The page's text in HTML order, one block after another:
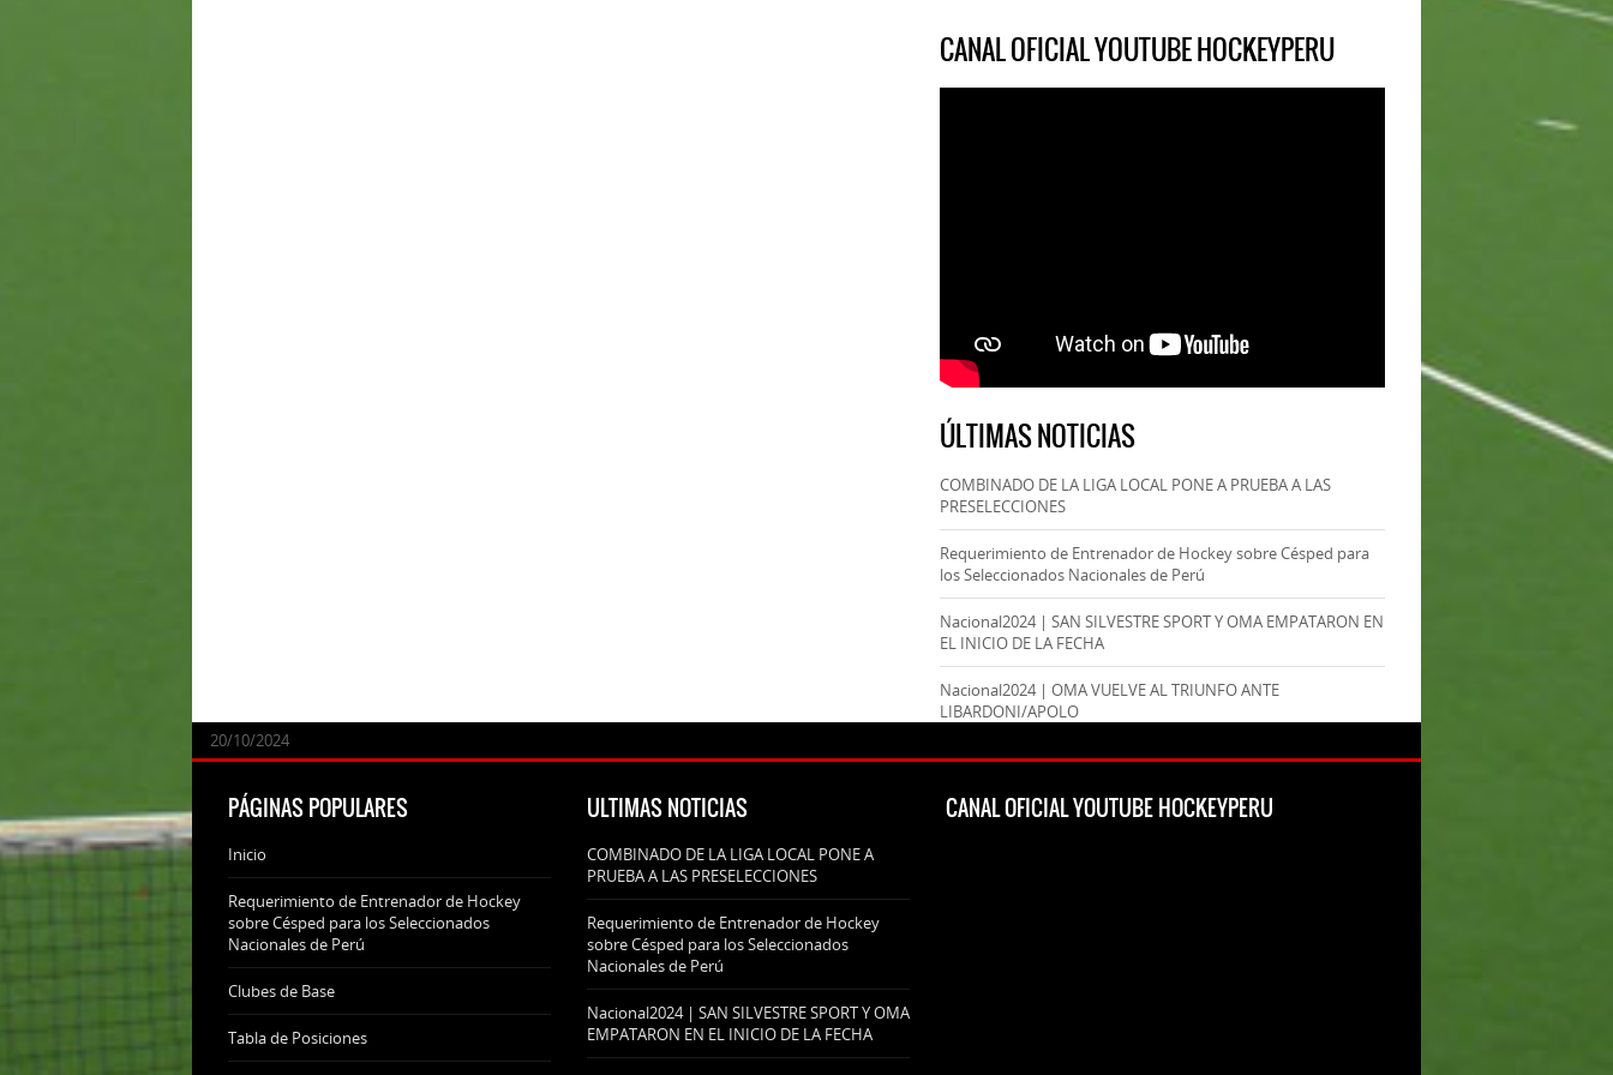
CANAL OFICIAL YOUTUBE HOCKEYPERU
ÚLTIMAS NOTICIAS
COMBINADO DE LA LIGA LOCAL PONE A PRUEBA A LAS
PRESELECCIONES
24/09/2025
Requerimiento de Entrenador de Hockey sobre Césped para
los Seleccionados Nacionales de Perú
07/11/2024
Nacional2024 | SAN SILVESTRE SPORT Y OMA EMPATARON EN
EL INICIO DE LA FECHA
20/10/2024
Nacional2024 | OMA VUELVE AL TRIUNFO ANTE
LIBARDONI/APOLO
20/10/2024
PÁGINAS POPULARES
Inicio
Requerimiento de Entrenador de Hockey
sobre Césped para los Seleccionados
Nacionales de Perú
Clubes de Base
Tabla de Posiciones
ULTIMAS NOTICIAS
COMBINADO DE LA LIGA LOCAL PONE A
PRUEBA A LAS PRESELECCIONES
Requerimiento de Entrenador de Hockey
sobre Césped para los Seleccionados
Nacionales de Perú
Nacional2024 | SAN SILVESTRE SPORT Y OMA
EMPATARON EN EL INICIO DE LA FECHA
CANAL OFICIAL YOUTUBE HOCKEYPERU